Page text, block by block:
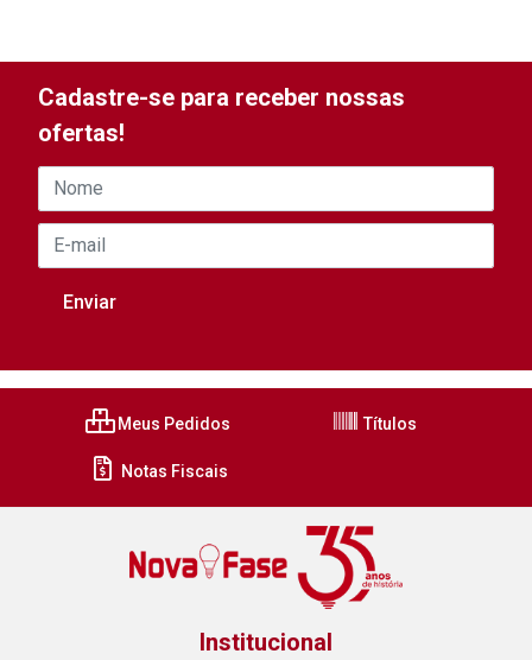
Cadastre-se para receber nossas
ofertas!
Meus Pedidos Títulos
Notas Fiscais
Institucional